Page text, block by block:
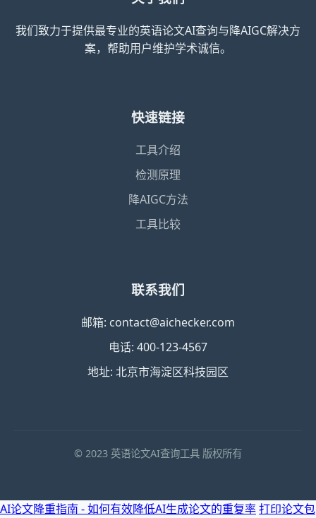
我们致力于提供最专业的英语论文AI查询与降AIGC解决方
案，帮助用户维护学术诚信。
快速链接
工具介绍
检测原理
降AIGC方法
工具比较
联系我们
邮箱: contact@aichecker.com
电话: 400-123-4567
地址: 北京市海淀区科技园区
© 2023 英语论文AI查询工具 版权所有
AI论文降重指南 - 如何有效降低AI生成论文的重复率打印论文包